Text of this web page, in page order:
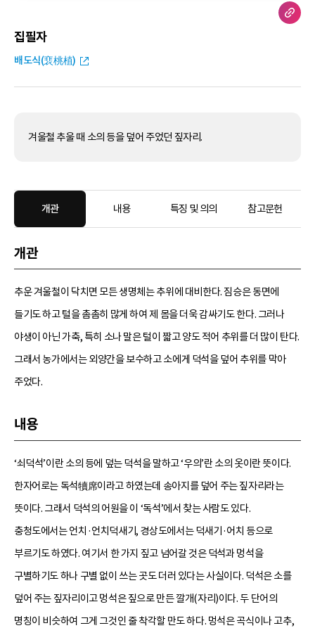
집필자
배도식(裵桃植)
겨울철 추울 때 소의 등을 덮어 주었던 짚자리.
개관 내용 특징 및 의의 참고문헌
개관
추운 겨울철이 닥치면 모든 생명체는 추위에 대비한다. 짐승은 동면에
들기도 하고 털을 촘촘히 많게 하여 제 몸을 더욱 감싸기도 한다. 그러나
야생이 아닌 가축, 특히 소나 말은 털이 짧고 양도 적어 추위를 더 많이 탄다.
그래서 농가에서는 외양간을 보수하고 소에게 덕석을 덮어 추위를 막아
주었다.
내용
‘쇠덕석’이란 소의 등에 덮는 덕석을 말하고 ‘우의’란 소의 옷이란 뜻이다.
한자어로는 독석犢席이라고 하였는데 송아지를 덮어 주는 짚자리라는
뜻이다. 그래서 덕석의 어원을 이 ‘독석’에서 찾는 사람도 있다.
충청도에서는 언치·언치덕새기, 경상도에서는 덕새기·어치 등으로
부르기도 하였다. 여기서 한 가지 짚고 넘어갈 것은 덕석과 멍석을
구별하기도 하나 구별 없이 쓰는 곳도 더러 있다는 사실이다. 덕석은 소를
덮어 주는 짚자리이고 멍석은 짚으로 만든 깔개(자리)이다. 두 단어의
명칭이 비슷하여 그게 그것인 줄 착각할 만도 하다. 멍석은 곡식이나 고추,